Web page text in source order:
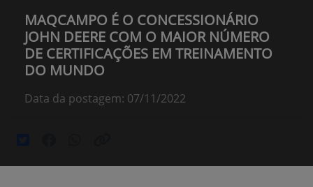
MAQCAMPO É O CONCESSIONÁRIO
JOHN DEERE COM O MAIOR NÚMERO
DE CERTIFICAÇÕES EM TREINAMENTO
DO MUNDO
Data da postagem: 07/11/2022